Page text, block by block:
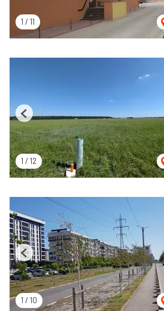
1 / 11
1 / 12
Previous
1 / 10
Previous